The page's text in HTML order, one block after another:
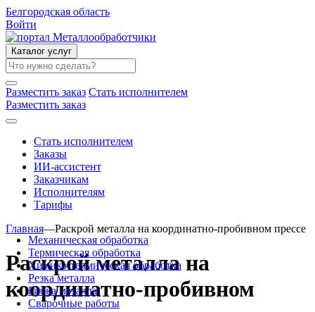
Белгородская область
Войти
Каталог услуг
Разместить заказ Стать исполнителем
Разместить заказ
Стать исполнителем
Заказы
ИИ-ассистент
Заказчикам
Исполнителям
Тарифы
Механическая обработка
Термическая обработка
Химико-термическая обработка
Резка металла
Гибка металла
Сварочные работы
Главная—Раскрой металла на координатно-пробивном прессе
Раскрой металла на
координатно-пробивном